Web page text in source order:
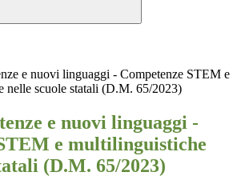
e nuovi linguaggi - Competenze STEM e
nelle scuole statali (D.M. 65/2023)
e nuovi linguaggi -
e multilinguistiche
(D.M. 65/2023)